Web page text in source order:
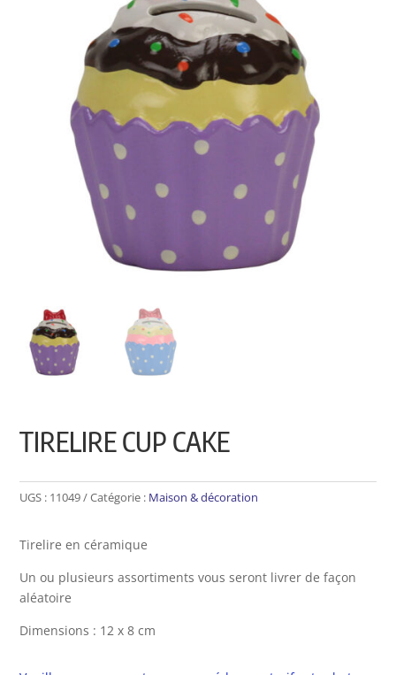
TIRELIRE CUP CAKE
UGS : 11049 Catégorie : Maison & décoration
Tirelire en céramique
Un ou plusieurs assortiments vous seront livrer de façon
aléatoire
Dimensions : 12 x 8 cm